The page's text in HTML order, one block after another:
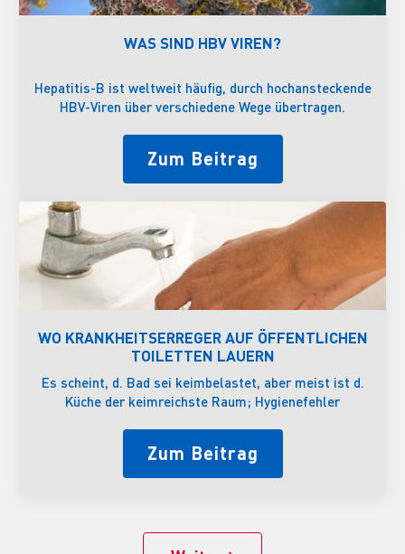
WAS SIND HBV VIREN?
Hepatitis-B ist weltweit häufig, durch hochansteckende
HBV-Viren über verschiedene Wege übertragen.
Zum Beitrag
WO KRANKHEITSERREGER AUF ÖFFENTLICHEN
TOILETTEN LAUERN
Es scheint, d. Bad sei keimbelastet, aber meist ist d.
Küche der keimreichste Raum; Hygienefehler
Zum Beitrag